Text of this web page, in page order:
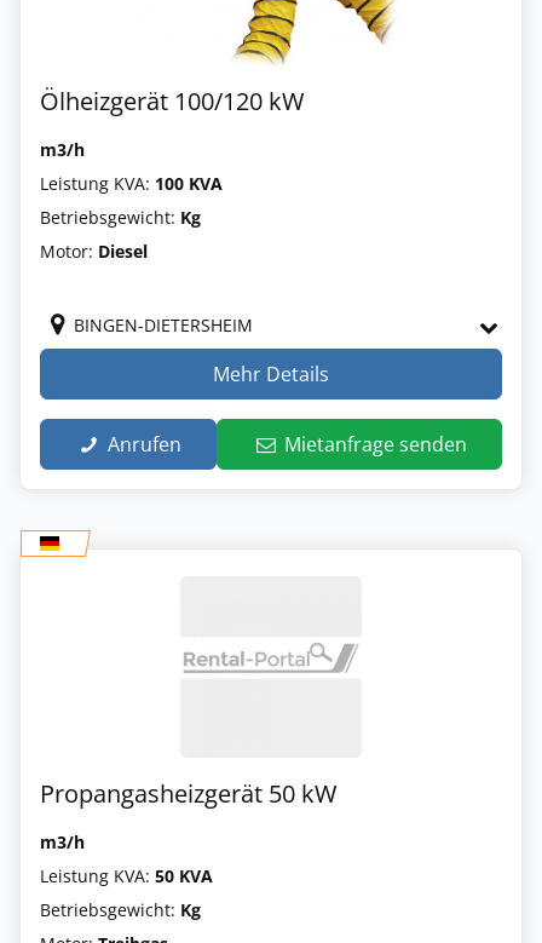
Ölheizgerät 100/120 kW
m3/h
Leistung KVA: 100 KVA
Betriebsgewicht: Kg
Motor: Diesel
BINGEN-DIETERSHEIM
Mehr Details
Anrufen Mietanfrage senden
Propangasheizgerät 50 kW
m3/h
Leistung KVA: 50 KVA
Betriebsgewicht: Kg